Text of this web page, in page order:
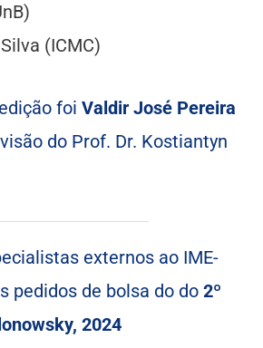
(ICMC)
foiValdir José Pereira
do Prof. Dr. Kostiantyn
externos ao IME-
pedidos de bolsa do do2º
2024